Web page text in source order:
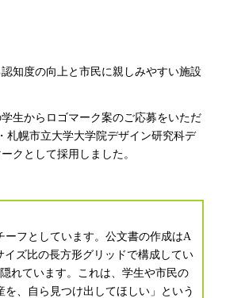
知度の向上と市民に親しみやすい施設
生からロゴマーク案のご応募をいただ
札幌市立大学大学院デザイン研究科デ
クとして採用しました。
フとしています。公文書の作成はA
ズ比の長方形グリッドで構成してい
れています。これは、学生や市民の
、自ら見つけ出してほしい」という